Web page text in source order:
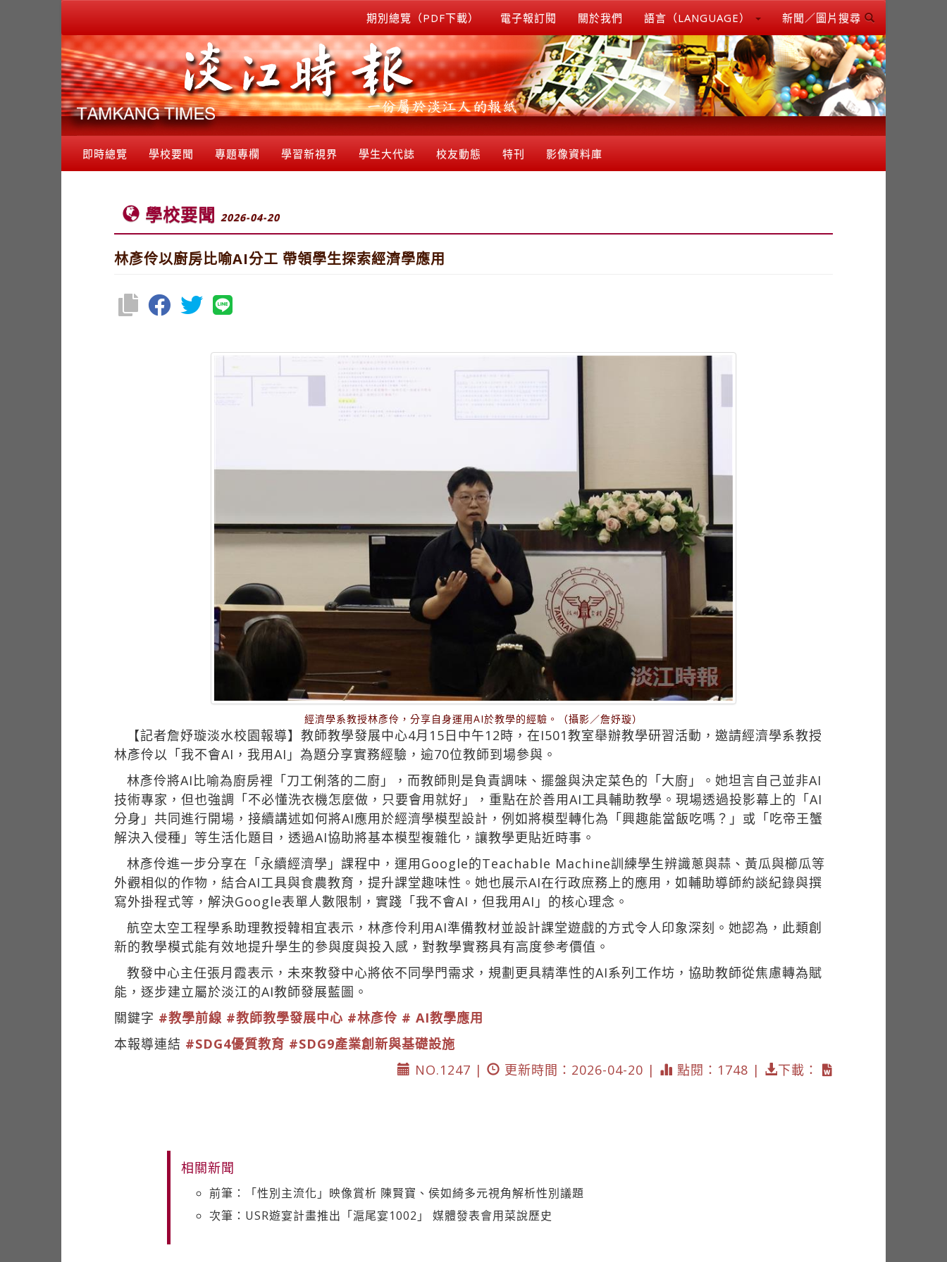
期別總覽（PDF下載） 電子報訂閱 關於我們 語言（LANGUAGE） 新聞／圖片搜尋
即時總覽 學校要聞 專題專欄 學習新視界 學生大代誌 校友動態 特刊 影像資料庫
學校要聞 2026-04-20
林彥伶以廚房比喻AI分工 帶領學生探索經濟學應用
經濟學系教授林彥伶，分享自身運用AI於教學的經驗。（攝影／詹妤璇）
【記者詹妤璇淡水校園報導】教師教學發展中心4月15日中午12時，在I501教室舉辦教學研習活動，邀請經濟學系教授
林彥伶以「我不會AI，我用AI」為題分享實務經驗，逾70位教師到場參與。
林彥伶將AI比喻為廚房裡「刀工俐落的二廚」，而教師則是負責調味、擺盤與決定菜色的「大廚」。她坦言自己並非AI
技術專家，但也強調「不必懂洗衣機怎麼做，只要會用就好」，重點在於善用AI工具輔助教學。現場透過投影幕上的「AI
分身」共同進行開場，接續講述如何將AI應用於經濟學模型設計，例如將模型轉化為「興趣能當飯吃嗎？」或「吃帝王蟹
解決入侵種」等生活化題目，透過AI協助將基本模型複雜化，讓教學更貼近時事。
林彥伶進一步分享在「永續經濟學」課程中，運用Google的Teachable Machine訓練學生辨識蔥與蒜、黃瓜與櫛瓜等
外觀相似的作物，結合AI工具與食農教育，提升課堂趣味性。她也展示AI在行政庶務上的應用，如輔助導師約談紀錄與撰
寫外掛程式等，解決Google表單人數限制，實踐「我不會AI，但我用AI」的核心理念。
航空太空工程學系助理教授韓相宜表示，林彥伶利用AI準備教材並設計課堂遊戲的方式令人印象深刻。她認為，此類創
新的教學模式能有效地提升學生的參與度與投入感，對教學實務具有高度參考價值。
教發中心主任張月霞表示，未來教發中心將依不同學門需求，規劃更具精準性的AI系列工作坊，協助教師從焦慮轉為賦
能，逐步建立屬於淡江的AI教師發展藍圖。
關鍵字 #教學前線 #教師教學發展中心 #林彥伶 # AI教學應用
本報導連結 #SDG4優質教育 #SDG9產業創新與基礎設施
NO.1247 |
更新時間：2026-04-20 | 點閱：1748 | 下載：
相關新聞
前筆：「性別主流化」映像賞析 陳賢寶、侯如綺多元視角解析性別議題
次筆：USR遊宴計畫推出「滬尾宴1002」 媒體發表會用菜說歷史